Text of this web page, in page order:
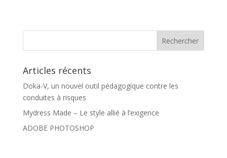
Articles récents
Doka-V, un nouvel outil pédagogique contre les
conduites à risques
Mydress Made – Le style allié à l’exigence
ADOBE PHOTOSHOP